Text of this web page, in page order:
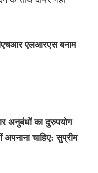
एलआरएस बनाम
अनुबंधों का दुरुपयोग
चाहिए: सुप्रीम